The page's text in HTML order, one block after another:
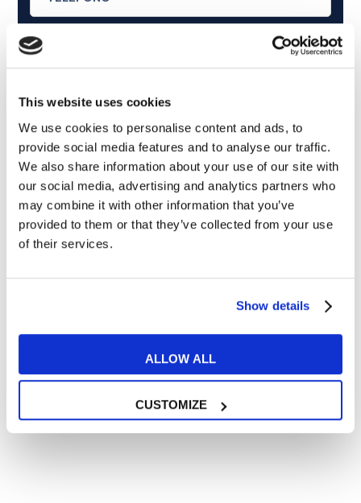
This website uses cookies
We use cookies to personalise content and ads, to
provide social media features and to analyse our traffic.
We also share information about your use of our site with
our social media, advertising and analytics partners who
may combine it with other information that you’ve
provided to them or that they’ve collected from your use
of their services.
Show details
ALLOW ALL
CUSTOMIZE
Cosa ti piace leggere?
Articoli dedicati alla grammatica inglese
Articoli dedicati a inglese nel mondo del lavoro
Articoli con tips e new sulla lingua inglese
Articoli divertenti su film e musica
In quanto di età superiore ai 16 anni, dichiaro di acconsentire
al trattamento dei miei dati personali in conformità
all’informativa privacy
** le sedi contrassegnate con * offrono sempre solo corsi online
RICHIEDI INFORMAZIONI